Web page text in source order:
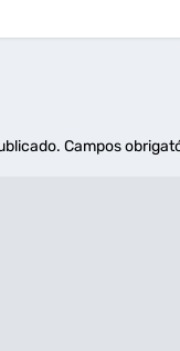
Campos